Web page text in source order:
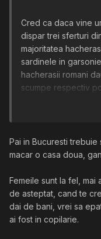
Cred ca daca vine
dispar trei sferturi
majoritatea
sardinele in
hacherasii romani
scumpe respectiv
Pai in Bucuresti
macar o casa doua,
Femeile sunt la fel,
de asteptat, cand te
dai de bani, vrei sa
ai fost in copilarie.